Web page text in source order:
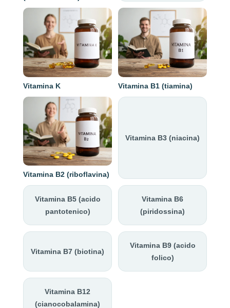
Vitamina K Vitamina B1 (tiamina)
Vitamina B2 (riboflavina)
Vitamina B3 (niacina)
Vitamina B5 (acido
pantotenico)
Vitamina B6
(piridossina)
Vitamina B7 (biotina)
Vitamina B9 (acido
folico)
Vitamina B12
(cianocobalamina)